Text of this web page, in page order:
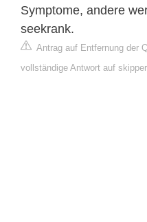
Symptome, andere
seekrank.
Antrag auf Entfernung der
vollständige Antwort auf